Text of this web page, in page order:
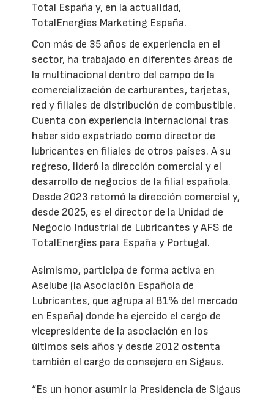
Total España y, en la actualidad,
TotalEnergies Marketing España.
Con más de 35 años de experiencia en el
sector, ha trabajado en diferentes áreas de
la multinacional dentro del campo de la
comercialización de carburantes, tarjetas,
red y filiales de distribución de combustible.
Cuenta con experiencia internacional tras
haber sido expatriado como director de
lubricantes en filiales de otros países. A su
regreso, lideró la dirección comercial y el
desarrollo de negocios de la filial española.
Desde 2023 retomó la dirección comercial y,
desde 2025, es el director de la Unidad de
Negocio Industrial de Lubricantes y AFS de
TotalEnergies para España y Portugal.
Asimismo, participa de forma activa en
Aselube (la Asociación Española de
Lubricantes, que agrupa al 81% del mercado
en España) donde ha ejercido el cargo de
vicepresidente de la asociación en los
últimos seis años y desde 2012 ostenta
también el cargo de consejero en Sigaus.
“Es un honor asumir la Presidencia de Sigaus